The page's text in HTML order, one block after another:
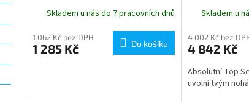
Skladem u nás do 7 pracovních dnů
1 062 Kč bez DPH
1 285 Kč Do košíku
Skladem u
4 002 Kč bez
4 842 Kč
Absolutní Top
uvolní tvým